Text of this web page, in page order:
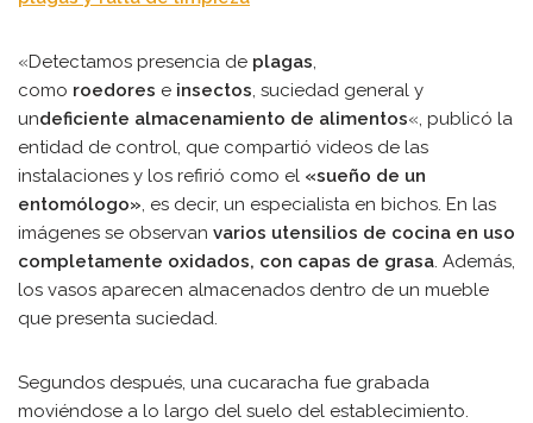
«Detectamos presencia de plagas,
como roedores e insectos, suciedad general y
undeficiente almacenamiento de alimentos«, publicó la
entidad de control, que compartió videos de las
instalaciones y los refirió como el «sueño de un
entomólogo», es decir, un especialista en bichos. En las
imágenes se observan varios utensilios de cocina en uso
completamente oxidados, con capas de grasa. Además,
los vasos aparecen almacenados dentro de un mueble
que presenta suciedad.
Segundos después, una cucaracha fue grabada
moviéndose a lo largo del suelo del establecimiento.